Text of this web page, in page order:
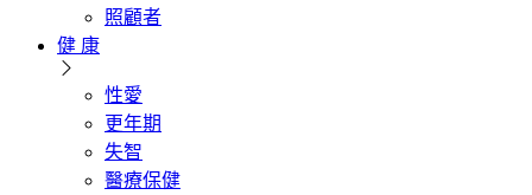
照顧者
健 康
性愛
更年期
失智
醫療保健